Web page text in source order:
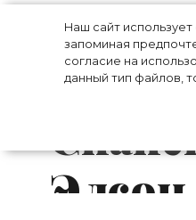
Наш сайт
запоминая
согласие на
данный тип файлов,
Элсон